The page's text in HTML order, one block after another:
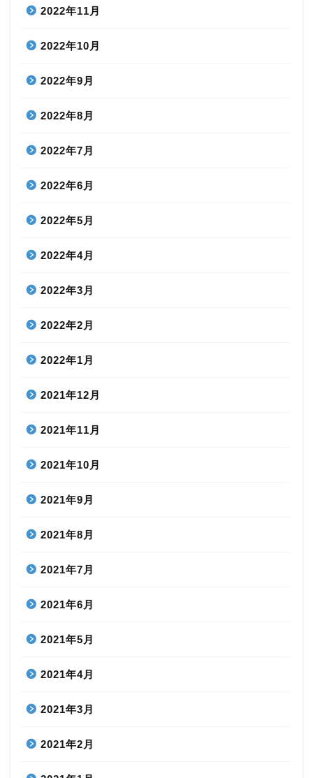
2022年11月
2022年10月
2022年9月
2022年8月
2022年7月
2022年6月
2022年5月
2022年4月
2022年3月
2022年2月
2022年1月
2021年12月
2021年11月
2021年10月
2021年9月
2021年8月
2021年7月
2021年6月
2021年5月
2021年4月
2021年3月
2021年2月